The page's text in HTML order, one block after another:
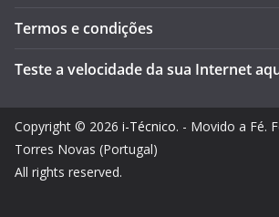
Termos e condições
Teste a velocidade da sua Internet
Copyright © 2026 i-Técnico. - Movido a Fé.
Torres Novas (Portugal)
All rights reserved.